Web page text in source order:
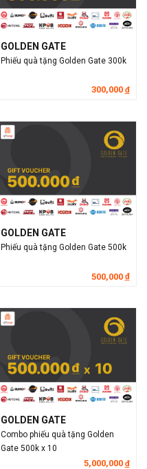
GOLDEN GATE
Phiếu quà tặng Golden Gate 300k
300,000 đ
GOLDEN GATE
Phiếu quà tặng Golden Gate 500k
500,000 đ
GOLDEN GATE
Combo phiếu quà tặng Golden
Gate 500k x 10
5,000,000 đ